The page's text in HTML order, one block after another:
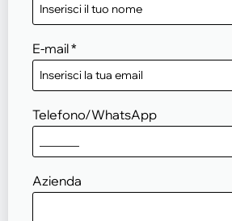
E-mail*
Telefono/WhatsApp
Azienda